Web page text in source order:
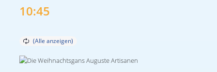
10:45